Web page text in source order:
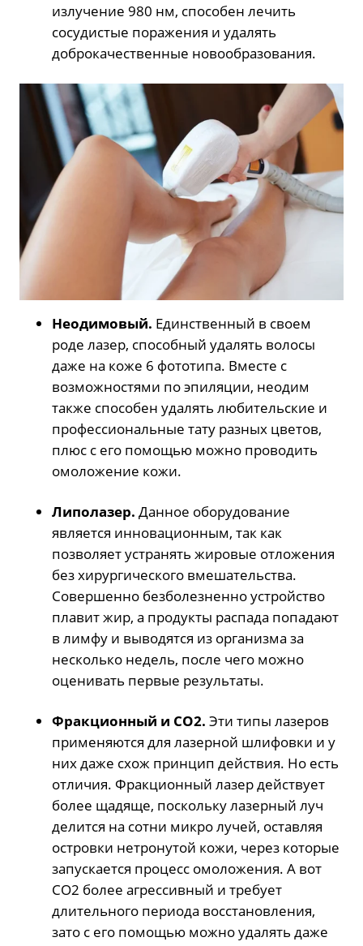
излучение 980 нм, способен лечить
сосудистые поражения и удалять
доброкачественные новообразования.
Неодимовый. Единственный в своем
роде лазер, способный удалять волосы
даже на коже 6 фототипа. Вместе с
возможностями по эпиляции, неодим
также способен удалять любительские и
профессиональные тату разных цветов,
плюс с его помощью можно проводить
омоложение кожи.
Липолазер. Данное оборудование
является инновационным, так как
позволяет устранять жировые отложения
без хирургического вмешательства.
Совершенно безболезненно устройство
плавит жир, а продукты распада попадают
в лимфу и выводятся из организма за
несколько недель, после чего можно
оценивать первые результаты.
Фракционный и СО2. Эти типы лазеров
применяются для лазерной шлифовки и у
них даже схож принцип действия. Но есть
отличия. Фракционный лазер действует
более щадяще, поскольку лазерный луч
делится на сотни микро лучей, оставляя
островки нетронутой кожи, через которые
запускается процесс омоложения. А вот
СО2 более агрессивный и требует
длительного периода восстановления,
зато с его помощью можно удалять даже